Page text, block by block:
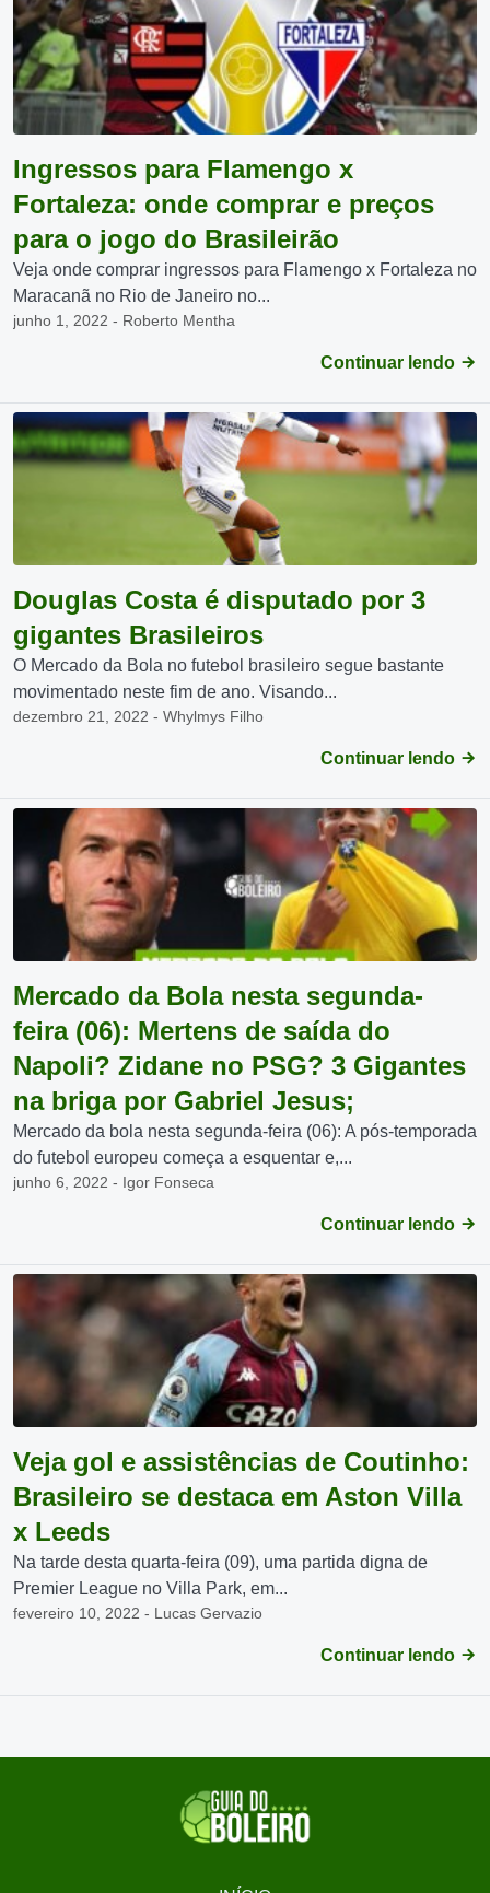
Ingressos para Flamengo x
Fortaleza: onde comprar e preços
para o jogo do Brasileirão
Veja onde comprar ingressos para Flamengo x Fortaleza no
Maracanã no Rio de Janeiro no...
junho 1, 2022 - Roberto Mentha
Continuar lendo
Douglas Costa é disputado por 3
gigantes Brasileiros
O Mercado da Bola no futebol brasileiro segue bastante
movimentado neste fim de ano. Visando...
dezembro 21, 2022 - Whylmys Filho
Continuar lendo
Mercado da Bola nesta segunda-
feira (06): Mertens de saída do
Napoli? Zidane no PSG? 3 Gigantes
na briga por Gabriel Jesus;
Mercado da bola nesta segunda-feira (06): A pós-temporada
do futebol europeu começa a esquentar e,...
junho 6, 2022 - Igor Fonseca
Continuar lendo
Veja gol e assistências de Coutinho:
Brasileiro se destaca em Aston Villa
x Leeds
Na tarde desta quarta-feira (09), uma partida digna de
Premier League no Villa Park, em...
fevereiro 10, 2022 - Lucas Gervazio
Continuar lendo